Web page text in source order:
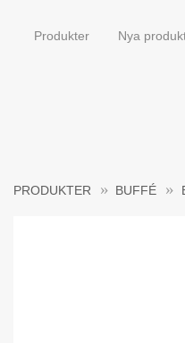
Produkter Nya
PRODUKTER BUFFÉ